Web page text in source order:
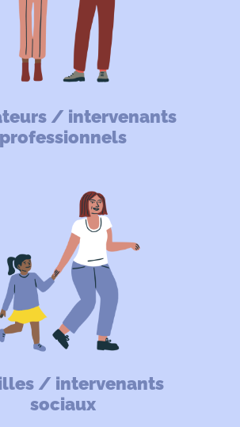
/ intervenants
professionnels
/ intervenants
sociaux